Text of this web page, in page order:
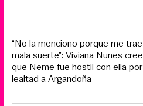
“No la menciono porque me trae
mala suerte”: Viviana Nunes cree
que Neme fue hostil con ella por
lealtad a Argandoña